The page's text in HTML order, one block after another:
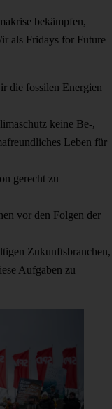
bekämpfen,
als Fridays for Future
die fossilen Energien
keine Be-,
Leben für
gerecht zu
vor den Folgen der
Zukunftsbranchen,
Aufgaben zu